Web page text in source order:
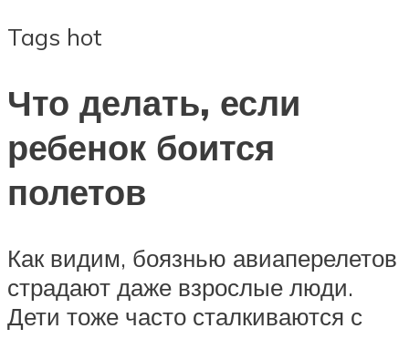
Tags hot
Что делать, если
ребенок боится
полетов
Как видим, боязнью авиаперелетов
страдают даже взрослые люди.
Дети тоже часто сталкиваются с